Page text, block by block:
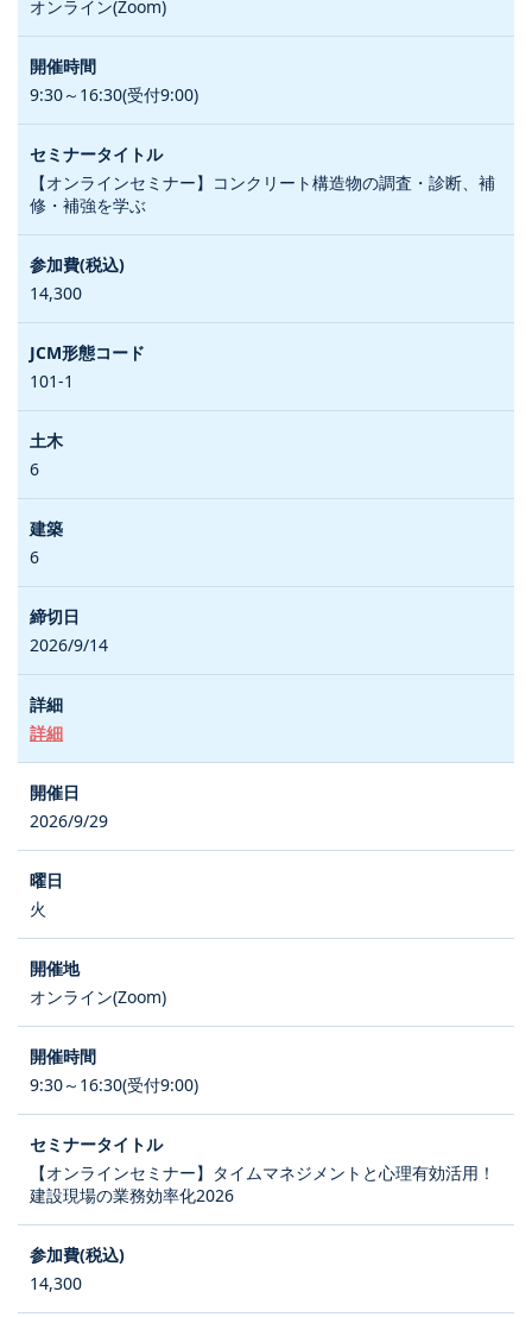
オンライン(Zoom)
9:30～16:30(受付9:00)
【オンラインセミナー】コンクリート構造物の調査・診断、補
修・補強を学ぶ
14,300
101-1
6
6
2026/9/14
詳細
2026/9/29
火
オンライン(Zoom)
9:30～16:30(受付9:00)
【オンラインセミナー】タイムマネジメントと心理有効活用！
建設現場の業務効率化2026
14,300